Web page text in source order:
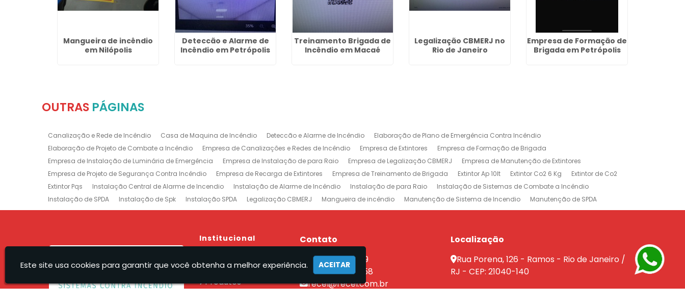
Mangueira de incêndio
em Nilópolis
Deteccão e Alarme de
Incêndio em Petrópolis
Treinamento Brigada de
Incêndio em Macaé
Legalização CBMERJ no
Rio de Janeiro
Empresa de Formação de
Brigada em Petrópolis
OUTRAS PÁGINAS
Canalização e Rede de Incêndio Casa de Maquina de Incêndio Deteccão e Alarme de Incêndio
Elaboração de Plano de Emergência Contra Incêndio
Elaboração de Projeto de Combate a Incêndio
Empresa de Canalizações e Redes de Incêndio Empresa de Extintores
Empresa de Formação de Brigada
Empresa de Instalação de Luminária de Emergência
Empresa de Instalação de para Raio Empresa de Legalização CBMERJ
Empresa de Manutenção de Extintores
Empresa de Projeto de Segurança Contra Incêndio
Empresa de Recarga de Extintores Empresa de Treinamento de Brigada Extintor Ap 10lt Extintor Co2 6 Kg
Extintor de Co2
Extintor Pqs
Instalação Central de Alarme de Incendio Instalação de Alarme de Incêndio Instalação de para Raio
Instalação de Sistemas de Combate a Incêndio
Instalação de SPDA
Instalação de Spk Instalação SPDA Legalização CBMERJ Mangueira de incêndio Manutenção de Sistema de Incendio
Manutenção de SPDA
Manutenção e Instalação de SPDA
Projeto de Detecção e Alarme de Incêndio Projeto de Prevenção e Combate à Incêndio
Projeto de Sistema de Combate a Incendio
Empresa de Manutenção de Extintores em Jacarepaguá Empresa de Extintores na Barra da Tijuca
Empresa de Extintores no Rio de Janeiro
Prevenção e Combate a Incêndio no Rio de Janeiro
Sistemas de Combate a Incêndio no Rio de Janeiro
Manutenção Sistema Preventivo Rio de Janeiro
Empresa de Projeto de Incêndio Rio de Janeiro
Institucional
A Recel
Produtos
Contato
(21) 2590-7759
(21) 96462-7358
recel@recel.com.br
Localização
Rua Porena, 126 - Ramos - Rio de Janeiro /
RJ - CEP: 21040-140
Este site usa cookies para garantir que você obtenha a melhor experiência. ACEITAR